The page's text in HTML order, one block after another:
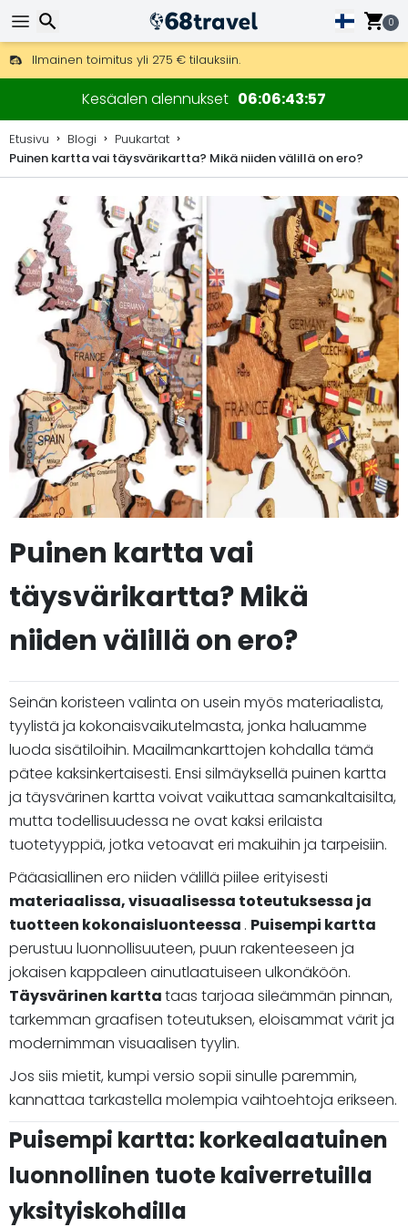
0
Ilmainen toimitus yli 275 € tilauksiin.
Mahdollisuus lähettää DHL Express -lähetyksenä (toimitus 24
30 päivää palautukseen, 90 päivää puukarttoihin ja koristeisiin.
Kesäalen alennukset 06 06 43 57
Etusivu Blogi
Puukartat
Puinen kartta vai täysvärikartta? Mikä niiden välillä on ero?
Puinen kartta vai
täysvärikartta? Mikä
niiden välillä on ero?
Seinän koristeen valinta on usein myös materiaalista,
tyylistä ja kokonaisvaikutelmasta, jonka haluamme
luoda sisätiloihin. Maailmankarttojen kohdalla tämä
pätee kaksinkertaisesti. Ensi silmäyksellä puinen kartta
ja täysvärinen kartta voivat vaikuttaa samankaltaisilta,
mutta todellisuudessa ne ovat kaksi erilaista
tuotetyyppiä, jotka vetoavat eri makuihin ja tarpeisiin.
Pääasiallinen ero niiden välillä piilee erityisesti
materiaalissa, visuaalisessa toteutuksessa ja
tuotteen kokonaisluonteessa . Puisempi kartta
perustuu luonnollisuuteen, puun rakenteeseen ja
jokaisen kappaleen ainutlaatuiseen ulkonäköön.
Täysvärinen karttataas tarjoaa sileämmän pinnan,
tarkemman graafisen toteutuksen, eloisammat värit ja
modernimman visuaalisen tyylin.
Jos siis mietit, kumpi versio sopii sinulle paremmin,
kannattaa tarkastella molempia vaihtoehtoja erikseen.
Puisempi kartta: korkealaatuinen
luonnollinen tuote kaiverretuilla
yksityiskohdilla